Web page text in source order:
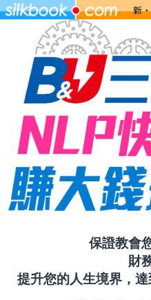
保證教會
財
提升您的人生境界，